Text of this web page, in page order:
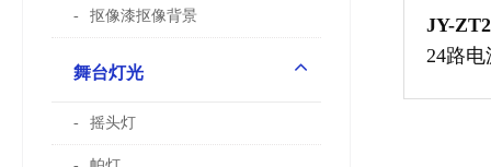
抠像漆抠像背景
舞台灯光
摇头灯
JY-ZT2
24路